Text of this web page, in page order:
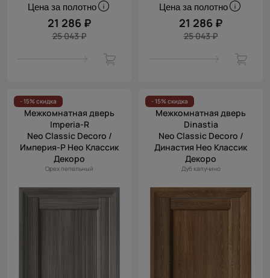
Цена за полотно
21 286 ₽
25 043 ₽
Цена за полотно
21 286 ₽
25 043 ₽
- 15% скидка
Межкомнатная дверь
Imperia-R
Neo Classic Decoro /
Империя-Р Нео Классик
Декоро
Орех пепельный
- 15% скидка
Межкомнатная дверь
Dinastia
Neo Classic Decoro /
Династия Нео Классик
Декоро
Дуб капучино